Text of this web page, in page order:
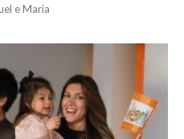
e Maria